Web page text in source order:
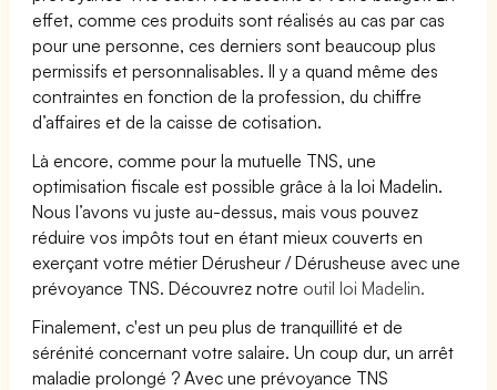
effet, comme ces produits sont réalisés au cas par cas
pour une personne, ces derniers sont beaucoup plus
permissifs et personnalisables. Il y a quand même des
contraintes en fonction de la profession, du chiffre
d’affaires et de la caisse de cotisation.
Là encore, comme pour la mutuelle TNS, une
optimisation fiscale est possible grâce à la loi Madelin.
Nous l’avons vu juste au-dessus, mais vous pouvez
réduire vos impôts tout en étant mieux couverts en
exerçant votre métier Dérusheur / Dérusheuse avec une
prévoyance TNS. Découvrez notre outil loi Madelin.
Finalement, c'est un peu plus de tranquillité et de
sérénité concernant votre salaire. Un coup dur, un arrêt
maladie prolongé ? Avec une prévoyance TNS